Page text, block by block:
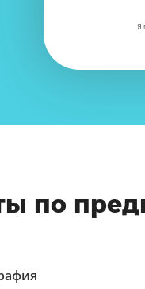
Я
по